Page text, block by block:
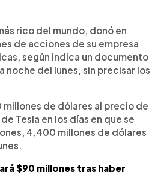
rico del mundo, donó en
de acciones de su empresa
según indica un documento
noche del lunes, sin precisar los
de dólares al precio de
Tesla en los días en que se
4,400 millones de dólares
$90 millones tras haber